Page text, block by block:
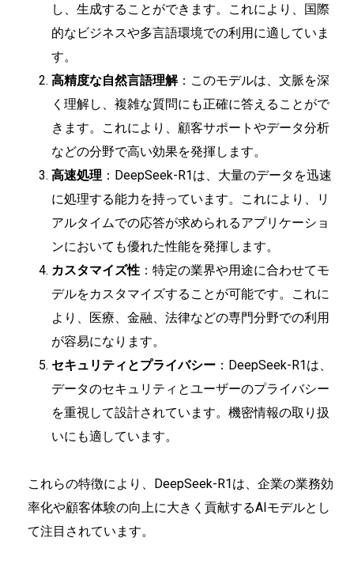
し、生成することができます。これにより、国際
的なビジネスや多言語環境での利用に適していま
す。
高精度な自然言語理解：このモデルは、文脈を深
く理解し、複雑な質問にも正確に答えることがで
きます。これにより、顧客サポートやデータ分析
などの分野で高い効果を発揮します。
高速処理 ：DeepSeek-R1は、大量のデータを迅速
に処理する能力を持っています。これにより、リ
アルタイムでの応答が求められるアプリケーショ
ンにおいても優れた性能を発揮します。
カスタマイズ性：特定の業界や用途に合わせてモ
デルをカスタマイズすることが可能です。これに
より、医療、金融、法律などの専門分野での利用
が容易になります。
セキュリティとプライバシー：DeepSeek-R1は、
データのセキュリティとユーザーのプライバシー
を重視して設計されています。機密情報の取り扱
いにも適しています。
これらの特徴により、DeepSeek-R1は、企業の業務効
率化や顧客体験の向上に大きく貢献するAIモデルとし
て注目されています。